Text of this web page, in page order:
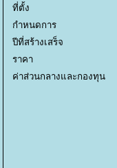
ที่ตั้ง
กำหนดการ
ปีที่สร้างเสร็จ
ราคา
ค่าส่วนกลางและกองทุน